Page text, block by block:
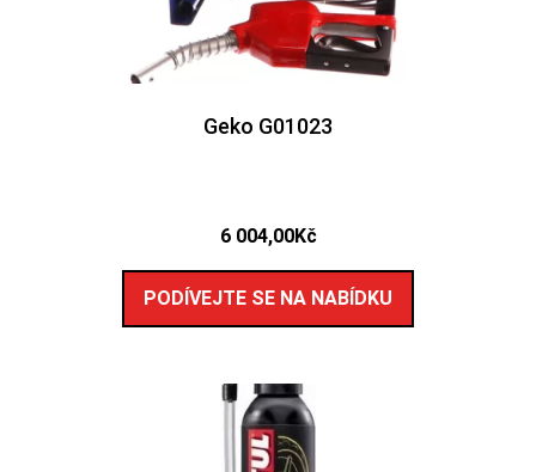
Geko G01023
6 004,00Kč
PODÍVEJTE SE NA NABÍDKU